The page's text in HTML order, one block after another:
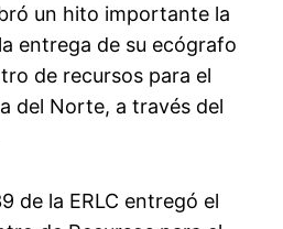
un hito importante la
entrega de su ecógrafo
de recursos para el
del Norte, a través del
de la ERLC entregó el